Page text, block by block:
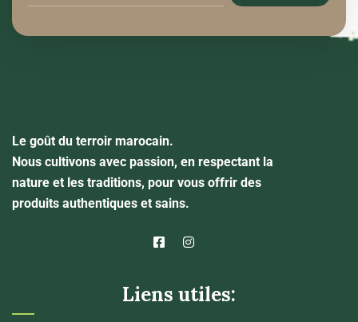
Le goût du terroir marocain.
Nous cultivons avec passion, en respectant la
nature et les traditions, pour vous offrir des
produits authentiques et sains.
Liens utiles: